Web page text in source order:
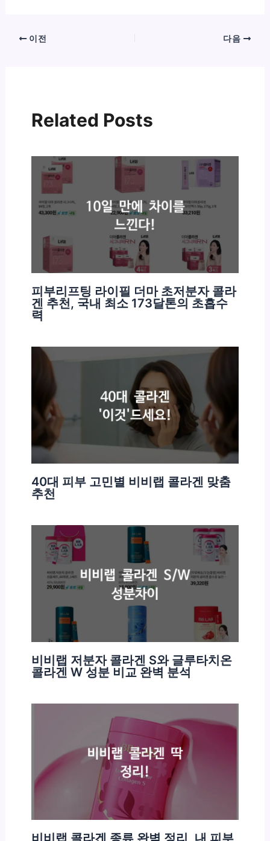
이전 다음
Related Posts
피부리프팅 라이필 더마 초저분자 콜라
겐 추천, 국내 최소 173달톤의 초흡수
력
40대 피부 고민별 비비랩 콜라겐 맞춤
추천
비비랩 저분자 콜라겐 S와 글루타치온
콜라겐 W 성분 비교 완벽 분석